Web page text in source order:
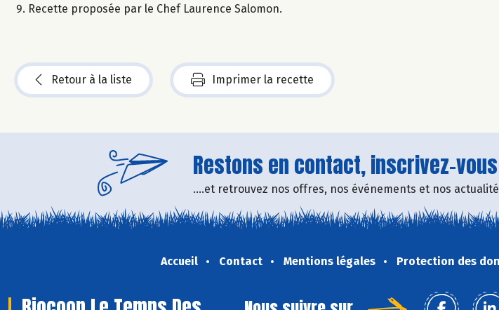
Recette proposée par le Chef Laurence Salomon.
Retour à la liste Imprimer la recette
Restons en contact, inscrivez-
....et retrouvez nos offres, nos événements et nos
Accueil Contact Mentions légales Protection des